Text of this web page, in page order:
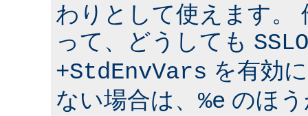
わりとして使えます。
って、どうしても
+StdEnvVars を有効
ない場合は、 %e のほ